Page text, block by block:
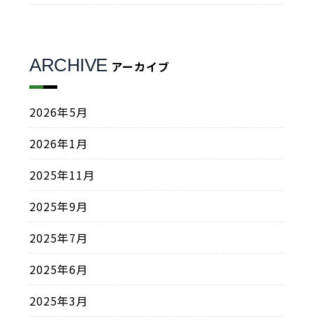
ARCHIVE アーカイブ
2026年5月
2026年1月
2025年11月
2025年9月
2025年7月
2025年6月
2025年3月